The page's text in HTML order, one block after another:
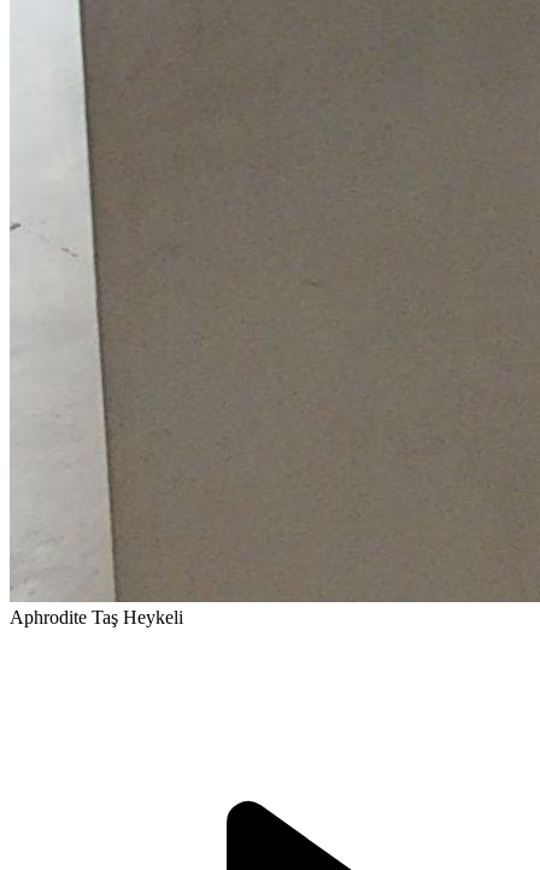
Aphrodite Taş Heykeli